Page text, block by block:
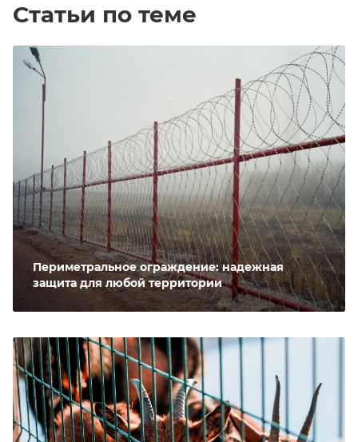
Статьи по теме
Периметральное ограждение: надежная
защита для любой территории